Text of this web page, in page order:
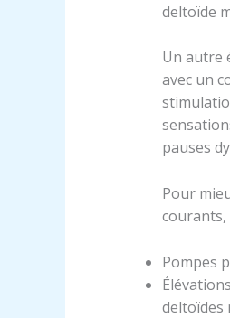
deltoïde
Un autre
avec un
pauses
Pour
courants,
Pompes
deltoïdes